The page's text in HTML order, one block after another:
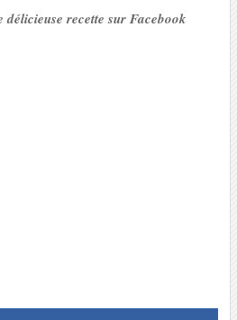
délicieuse recette sur Facebook